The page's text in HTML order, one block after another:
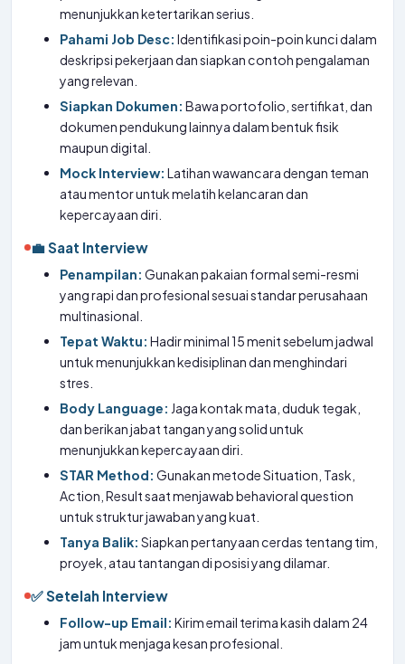
menunjukkan ketertarikan serius.
Pahami Job Desc: Identifikasi poin-poin kunci dalam
deskripsi pekerjaan dan siapkan contoh pengalaman
yang relevan.
Siapkan Dokumen: Bawa portofolio, sertifikat, dan
dokumen pendukung lainnya dalam bentuk fisik
maupun digital.
Mock Interview: Latihan wawancara dengan teman
atau mentor untuk melatih kelancaran dan
kepercayaan diri.
💼 Saat Interview
Penampilan: Gunakan pakaian formal semi-resmi
yang rapi dan profesional sesuai standar perusahaan
multinasional.
Tepat Waktu: Hadir minimal 15 menit sebelum jadwal
untuk menunjukkan kedisiplinan dan menghindari
stres.
Body Language: Jaga kontak mata, duduk tegak,
dan berikan jabat tangan yang solid untuk
menunjukkan kepercayaan diri.
STAR Method: Gunakan metode Situation, Task,
Action, Result saat menjawab behavioral question
untuk struktur jawaban yang kuat.
Tanya Balik: Siapkan pertanyaan cerdas tentang tim,
proyek, atau tantangan di posisi yang dilamar.
✅ Setelah Interview
Follow-up Email: Kirim email terima kasih dalam 24
jam untuk menjaga kesan profesional.